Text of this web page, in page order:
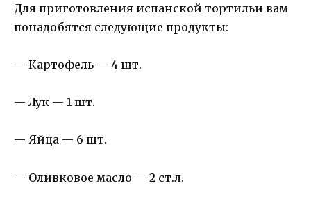
Для приготовления испанской тортильи вам
понадобятся следующие продукты:
— Картофель — 4 шт.
— Лук — 1 шт.
— Яйца — 6 шт.
— Оливковое масло — 2 ст.л.